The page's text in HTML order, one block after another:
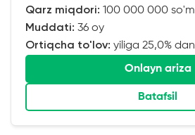
Qarz miqdori: 100 000 000 so'm
Muddati: 36 oy
Ortiqcha to'lov: yiliga 25,0% dan
Onlayn ariza
Batafsil